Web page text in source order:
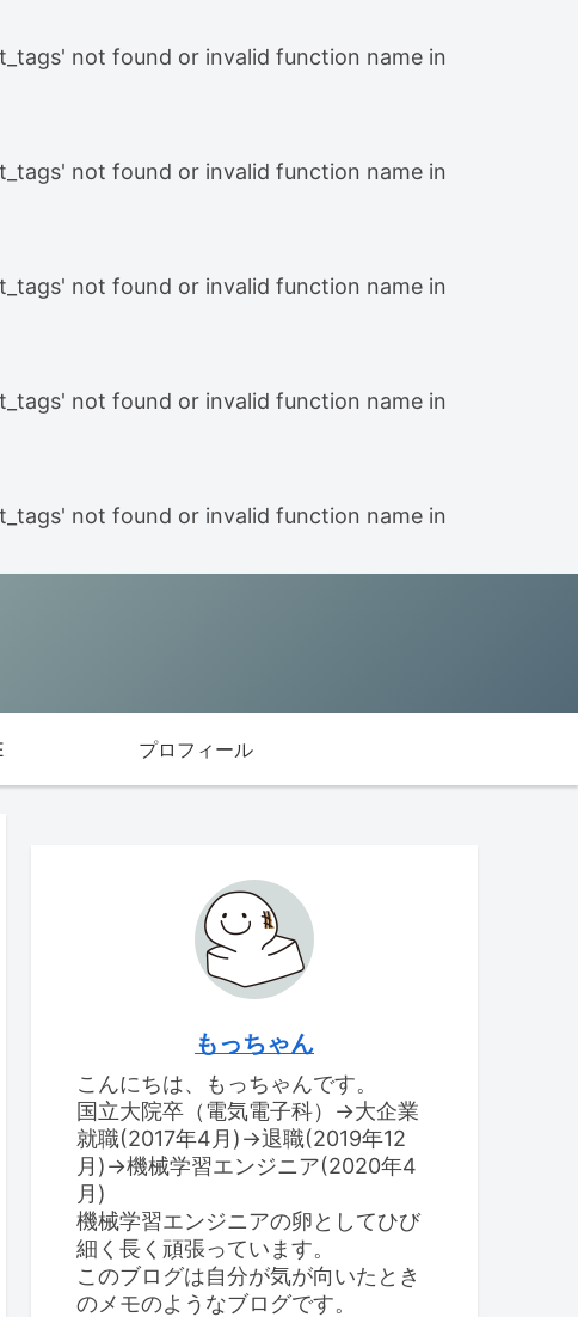
not found or invalid function name in
not found or invalid function name in
not found or invalid function name in
not found or invalid function name in
not found or invalid function name in
プロフィール
もっちゃん
こんにちは、もっちゃんです。
国立大院卒（電気電子科）→大企業
就職(2017年4月)→退職(2019年12
月)→機械学習エンジニア(2020年4
月)
機械学習エンジニアの卵としてひび
細く長く頑張っています。
このブログは自分が気が向いたとき
のメモのようなブログです。